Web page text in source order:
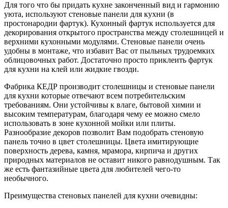
Для того что бы придать кухне законченный вид и гармонию
уюта, используют стеновые панели для кухни (в
простонародии фартук). Кухонный фартук используется для
декорирования открытого пространства между столешницей и
верхними кухонными модулями. Стеновые панели очень
удобны в монтаже, что избавит Вас от пыльных трудоемких
облицовочных работ. Достаточно просто приклеить фартук
для кухни на клей или жидкие гвозди.
Фабрика КЕДР производит столешницы и стеновые панели
для кухни которые отвечают всем потребительским
требованиям. Они устойчивы к влаге, бытовой химии и
высоким температурам, благодаря чему ее можно смело
использовать в зоне кухонной мойки или плиты.
Разнообразие декоров позволит Вам подобрать стеновую
панель точно в цвет столешницы. Цвета имитирующие
поверхность дерева, камня, мрамора, кирпича и других
природных материалов не оставит никого равнодушным. Так
же есть фантазийные цвета для любителей чего-то
необычного.
Преимущества стеновых панелей для кухни очевидны: